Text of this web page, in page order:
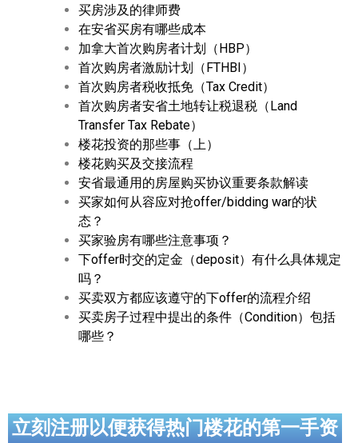
买房涉及的律师费
在安省买房有哪些成本
加拿大首次购房者计划（HBP）
首次购房者激励计划（FTHBI）
首次购房者税收抵免（Tax Credit）
首次购房者安省土地转让税退税（Land
Transfer Tax Rebate）
楼花投资的那些事（上）
楼花购买及交接流程
安省最通用的房屋购买协议重要条款解读
买家如何从容应对抢offer/bidding war的状
态？
买家验房有哪些注意事项？
下offer时交的定金（deposit）有什么具体规定
吗？
买卖双方都应该遵守的下offer的流程介绍
买卖房子过程中提出的条件（Condition）包括
哪些？
立刻注册以便获得热门楼花的第一手资